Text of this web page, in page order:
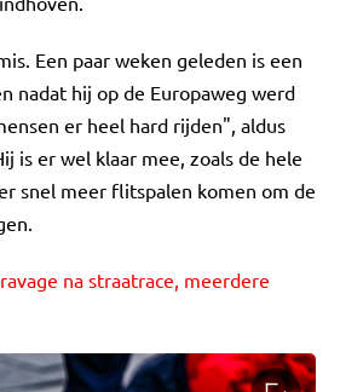
Een paar weken geleden is een
nadat hij op de Europaweg werd
er heel hard rijden", aldus
is er wel klaar mee, zoals de hele
snel meer flitspalen komen om de
na straatrace, meerdere